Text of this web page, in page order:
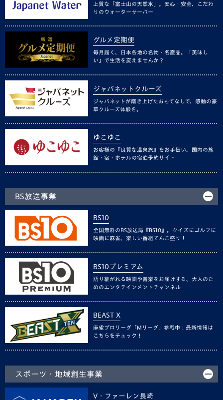
上質な「富士山の天然水」。安心・安全、こだわ
りのウォーターサーバー
グルメ定期便
毎月届く、日本各地の名物・名産品。「美味し
い」で生活を変えませんか？
ジャパネットクルーズ
ジャパネットが磨き上げたおもてなしで、感動の豪
華クルーズ体験を。
ゆこゆこ
お客様の『良質な温泉旅』をお手伝い。国内の旅
館・宿・ホテルの宿泊予約サイト
BS放送事業
BS10
全国無料のBS放送局『BS10』。クイズにゴルフに
映画に麻雀、楽しい番組てんこ盛り！
BS10プレミアム
語り継がれる映画や音楽をお届けする、大人のた
めのエンタテインメントチャンネル
BEAST X
麻雀プロリーグ「Mリーグ」参戦中！最新情報は
こちらをチェック！
スポーツ・地域創生事業
V・ファーレン長崎